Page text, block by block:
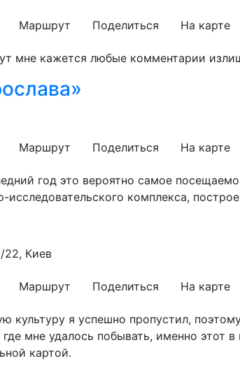
Маршрут Поделиться На карте
мне кажется любые комментарии
Маршрут Поделиться На карте
год это вероятно самое
исследовательского комплекса,
22, Киев
Маршрут Поделиться На карте
культуру я успешно пропустил,
где мне удалось побывать, именно
картой.